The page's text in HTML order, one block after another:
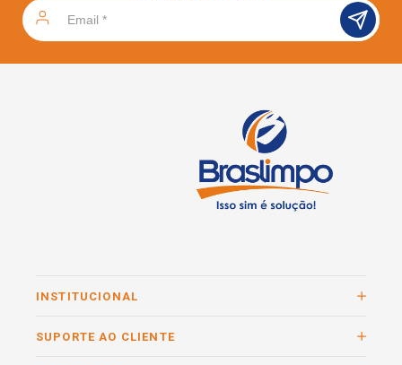
INSTITUCIONAL
SUPORTE AO CLIENTE